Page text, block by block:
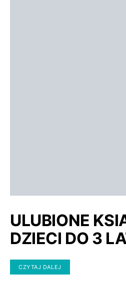
ULUBIONE
DZIECI DO 3
CZYTAJ DALEJ